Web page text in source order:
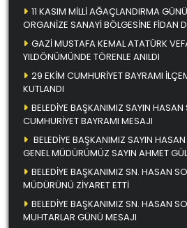
11 KASIM MİLLİ AĞAÇLANDIRMA
ORGANİZE SANAYİ BÖLGESİNE FİDAN
GAZİ MUSTAFA KEMAL ATATÜRK
YILDÖNÜMÜNDE TÖRENLE ANILDI
29 EKİM CUMHURİYET BAYRAMI
KUTLANDI
BELEDİYE BAŞKANIMIZ SAYIN
CUMHURİYET BAYRAMI MESAJI
BELEDİYE BAŞKANIMIZ SAYIN
GENEL MÜDÜRÜMÜZ SAYIN AHMET
BELEDİYE BAŞKANIMIZ SN. HASAN
MÜDÜRÜNÜ ZİYARET ETTİ
BELEDİYE BAŞKANIMIZ SN. HASAN
MUHTARLAR GÜNÜ MESAJI